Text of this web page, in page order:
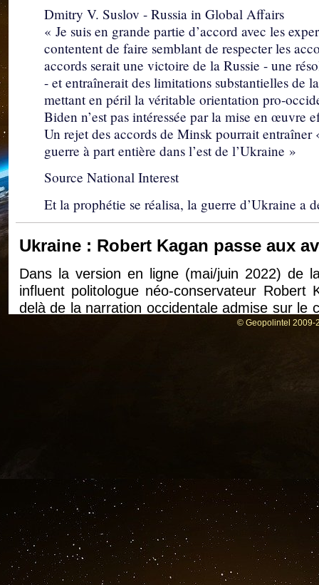
Dmitry V. Suslov - Russia in Global Affairs
« Je suis en grande partie d’accord avec les
contentent de faire semblant de respecter les
accords serait une victoire de la Russie - une
- et entraînerait des limitations substantielles de
mettant en péril la véritable orientation pro-
Biden n’est pas intéressée par la mise en œuvre
Un rejet des accords de Minsk pourrait
guerre à part entière dans l’est de l’Ukraine »
Source National Interest
Et la prophétie se réalisa, la guerre d’Ukraine a
Ukraine : Robert Kagan passe aux
Dans la version en ligne (mai/juin 2022) de
influent politologue néo-conservateur
delà de la narration occidentale admise sur le
of Hegemony : Can America Learn to
Pour préciser son propos, Robert Kagan
conséquence des efforts déployés par les
le continent asiatique, alors que les
réponse à la présence dominante des États-
pas autrement aujourd’hui :les choix russes
des États-Unis et de leurs alliés en Europe
© Geopolintel 2009-